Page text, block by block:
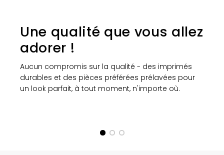
Une qualité que vous allez
adorer !
Aucun compromis sur la qualité - des imprimés
durables et des pièces préférées prélavées pour
un look parfait, à tout moment, n'importe où.